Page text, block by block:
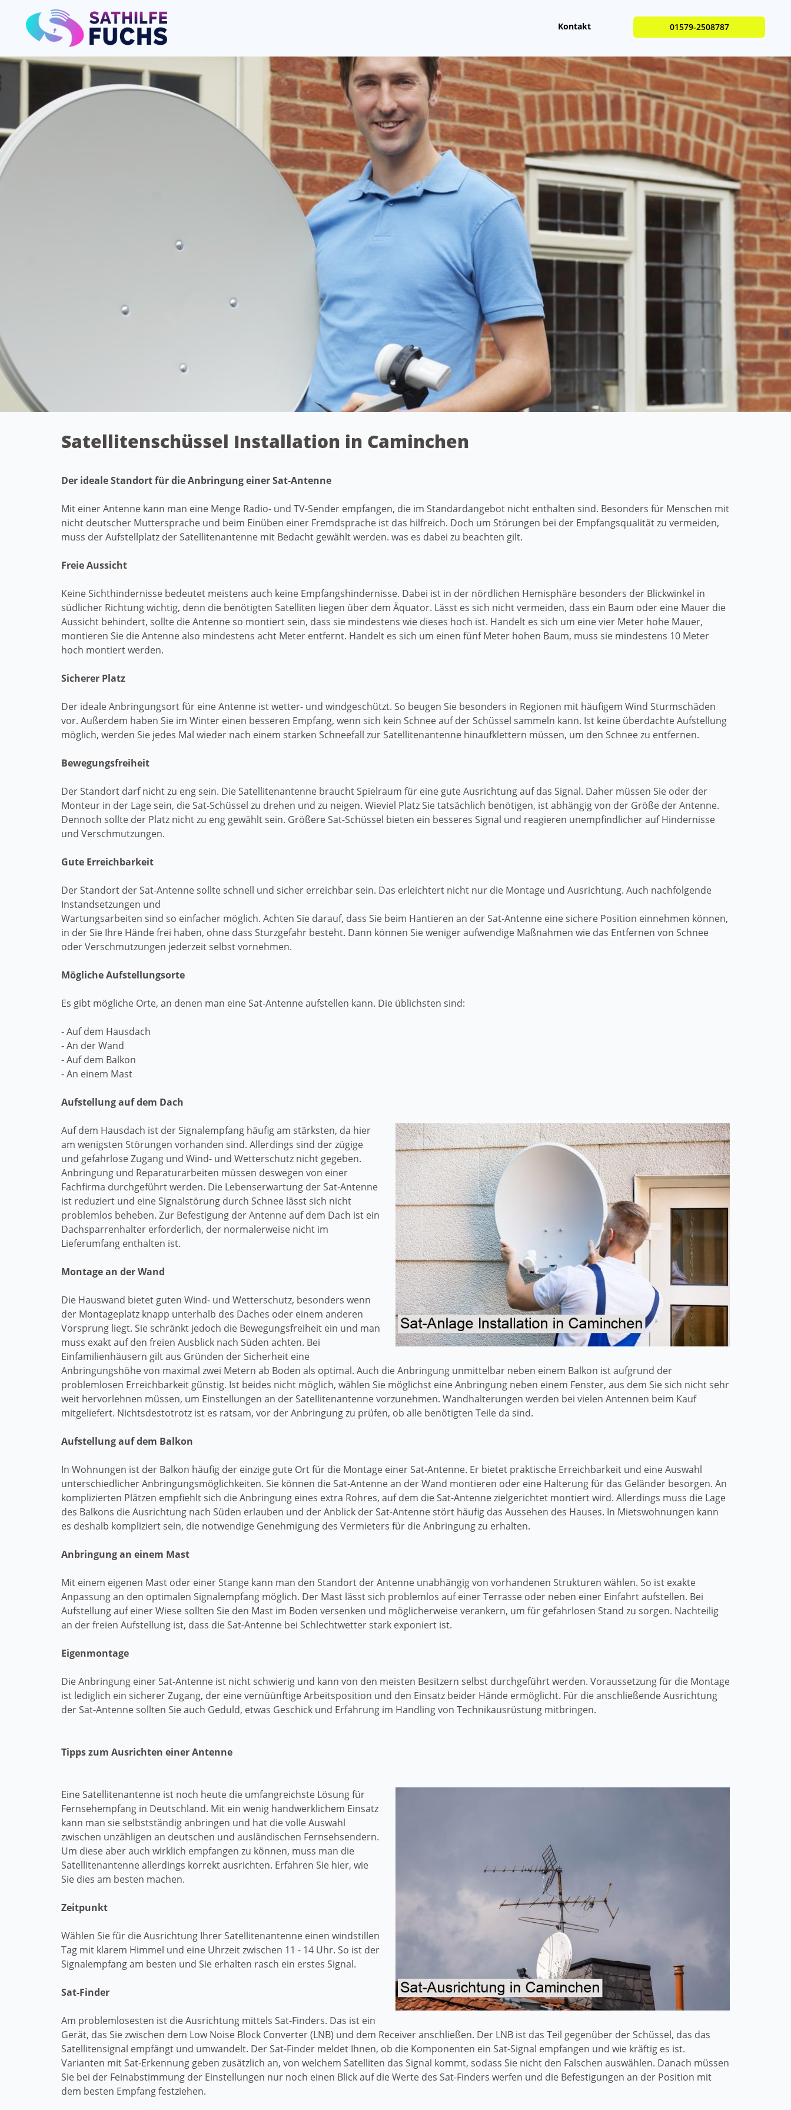
Kontakt 01579-2508787
Satellitenschüssel Installation in Caminchen
Der ideale Standort für die Anbringung einer Sat-Antenne
Mit einer Antenne kann man eine Menge Radio- und TV-Sender empfangen, die im Standardangebot nicht enthalten sind. Besonders für Menschen mit
nicht deutscher Muttersprache und beim Einüben einer Fremdsprache ist das hilfreich. Doch um Störungen bei der Empfangsqualität zu vermeiden,
muss der Aufstellplatz der Satellitenantenne mit Bedacht gewählt werden. was es dabei zu beachten gilt.
Freie Aussicht
Keine Sichthindernisse bedeutet meistens auch keine Empfangshindernisse. Dabei ist in der nördlichen Hemisphäre besonders der Blickwinkel in
südlicher Richtung wichtig, denn die benötigten Satelliten liegen über dem Äquator. Lässt es sich nicht vermeiden, dass ein Baum oder eine Mauer die
Aussicht behindert, sollte die Antenne so montiert sein, dass sie mindestens wie dieses hoch ist. Handelt es sich um eine vier Meter hohe Mauer,
montieren Sie die Antenne also mindestens acht Meter entfernt. Handelt es sich um einen fünf Meter hohen Baum, muss sie mindestens 10 Meter
hoch montiert werden.
Sicherer Platz
Der ideale Anbringungsort für eine Antenne ist wetter- und windgeschützt. So beugen Sie besonders in Regionen mit häufigem Wind Sturmschäden
vor. Außerdem haben Sie im Winter einen besseren Empfang, wenn sich kein Schnee auf der Schüssel sammeln kann. Ist keine überdachte Aufstellung
möglich, werden Sie jedes Mal wieder nach einem starken Schneefall zur Satellitenantenne hinaufklettern müssen, um den Schnee zu entfernen.
Bewegungsfreiheit
Der Standort darf nicht zu eng sein. Die Satellitenantenne braucht Spielraum für eine gute Ausrichtung auf das Signal. Daher müssen Sie oder der
Monteur in der Lage sein, die Sat-Schüssel zu drehen und zu neigen. Wieviel Platz Sie tatsächlich benötigen, ist abhängig von der Größe der Antenne.
Dennoch sollte der Platz nicht zu eng gewählt sein. Größere Sat-Schüssel bieten ein besseres Signal und reagieren unempfindlicher auf Hindernisse
und Verschmutzungen.
Gute Erreichbarkeit
Der Standort der Sat-Antenne sollte schnell und sicher erreichbar sein. Das erleichtert nicht nur die Montage und Ausrichtung. Auch nachfolgende
Instandsetzungen und
Wartungsarbeiten sind so einfacher möglich. Achten Sie darauf, dass Sie beim Hantieren an der Sat-Antenne eine sichere Position einnehmen können,
in der Sie Ihre Hände frei haben, ohne dass Sturzgefahr besteht. Dann können Sie weniger aufwendige Maßnahmen wie das Entfernen von Schnee
oder Verschmutzungen jederzeit selbst vornehmen.
Mögliche Aufstellungsorte
Es gibt mögliche Orte, an denen man eine Sat-Antenne aufstellen kann. Die üblichsten sind:
- Auf dem Hausdach
- An der Wand
- Auf dem Balkon
- An einem Mast
Aufstellung auf dem Dach
Auf dem Hausdach ist der Signalempfang häufig am stärksten, da hier
am wenigsten Störungen vorhanden sind. Allerdings sind der zügige
und gefahrlose Zugang und Wind- und Wetterschutz nicht gegeben.
Anbringung und Reparaturarbeiten müssen deswegen von einer
Fachfirma durchgeführt werden. Die Lebenserwartung der Sat-Antenne
ist reduziert und eine Signalstörung durch Schnee lässt sich nicht
problemlos beheben. Zur Befestigung der Antenne auf dem Dach ist ein
Dachsparrenhalter erforderlich, der normalerweise nicht im
Lieferumfang enthalten ist.
Montage an der Wand
Die Hauswand bietet guten Wind- und Wetterschutz, besonders wenn
der Montageplatz knapp unterhalb des Daches oder einem anderen
Vorsprung liegt. Sie schränkt jedoch die Bewegungsfreiheit ein und man
muss exakt auf den freien Ausblick nach Süden achten. Bei
Einfamilienhäusern gilt aus Gründen der Sicherheit eine
Anbringungshöhe von maximal zwei Metern ab Boden als optimal. Auch die Anbringung unmittelbar neben einem Balkon ist aufgrund der
problemlosen Erreichbarkeit günstig. Ist beides nicht möglich, wählen Sie möglichst eine Anbringung neben einem Fenster, aus dem Sie sich nicht sehr
weit hervorlehnen müssen, um Einstellungen an der Satellitenantenne vorzunehmen. Wandhalterungen werden bei vielen Antennen beim Kauf
mitgeliefert. Nichtsdestotrotz ist es ratsam, vor der Anbringung zu prüfen, ob alle benötigten Teile da sind.
Aufstellung auf dem Balkon
In Wohnungen ist der Balkon häufig der einzige gute Ort für die Montage einer Sat-Antenne. Er bietet praktische Erreichbarkeit und eine Auswahl
unterschiedlicher Anbringungsmöglichkeiten. Sie können die Sat-Antenne an der Wand montieren oder eine Halterung für das Geländer besorgen. An
komplizierten Plätzen empfiehlt sich die Anbringung eines extra Rohres, auf dem die Sat-Antenne zielgerichtet montiert wird. Allerdings muss die Lage
des Balkons die Ausrichtung nach Süden erlauben und der Anblick der Sat-Antenne stört häufig das Aussehen des Hauses. In Mietswohnungen kann
es deshalb kompliziert sein, die notwendige Genehmigung des Vermieters für die Anbringung zu erhalten.
Anbringung an einem Mast
Mit einem eigenen Mast oder einer Stange kann man den Standort der Antenne unabhängig von vorhandenen Strukturen wählen. So ist exakte
Anpassung an den optimalen Signalempfang möglich. Der Mast lässt sich problemlos auf einer Terrasse oder neben einer Einfahrt aufstellen. Bei
Aufstellung auf einer Wiese sollten Sie den Mast im Boden versenken und möglicherweise verankern, um für gefahrlosen Stand zu sorgen. Nachteilig
an der freien Aufstellung ist, dass die Sat-Antenne bei Schlechtwetter stark exponiert ist.
Eigenmontage
Die Anbringung einer Sat-Antenne ist nicht schwierig und kann von den meisten Besitzern selbst durchgeführt werden. Voraussetzung für die Montage
ist lediglich ein sicherer Zugang, der eine vernüünftige Arbeitsposition und den Einsatz beider Hände ermöglicht. Für die anschließende Ausrichtung
der Sat-Antenne sollten Sie auch Geduld, etwas Geschick und Erfahrung im Handling von Technikausrüstung mitbringen.
Tipps zum Ausrichten einer Antenne
Eine Satellitenantenne ist noch heute die umfangreichste Lösung für
Fernsehempfang in Deutschland. Mit ein wenig handwerklichem Einsatz
kann man sie selbstständig anbringen und hat die volle Auswahl
zwischen unzähligen an deutschen und ausländischen Fernsehsendern.
Um diese aber auch wirklich empfangen zu können, muss man die
Satellitenantenne allerdings korrekt ausrichten. Erfahren Sie hier, wie
Sie dies am besten machen.
Zeitpunkt
Wählen Sie für die Ausrichtung Ihrer Satellitenantenne einen windstillen
Tag mit klarem Himmel und eine Uhrzeit zwischen 11 - 14 Uhr. So ist der
Signalempfang am besten und Sie erhalten rasch ein erstes Signal.
Sat-Finder
Am problemlosesten ist die Ausrichtung mittels Sat-Finders. Das ist ein
Gerät, das Sie zwischen dem Low Noise Block Converter (LNB) und dem Receiver anschließen. Der LNB ist das Teil gegenüber der Schüssel, das das
Satellitensignal empfängt und umwandelt. Der Sat-Finder meldet Ihnen, ob die Komponenten ein Sat-Signal empfangen und wie kräftig es ist.
Varianten mit Sat-Erkennung geben zusätzlich an, von welchem Satelliten das Signal kommt, sodass Sie nicht den Falschen auswählen. Danach müssen
Sie bei der Feinabstimmung der Einstellungen nur noch einen Blick auf die Werte des Sat-Finders werfen und die Befestigungen an der Position mit
dem besten Empfang festziehen.